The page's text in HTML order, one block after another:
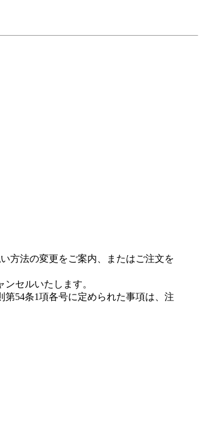
方法の変更をご案内、またはご注文を
セルいたします。
54条1項各号に定められた事項は、注